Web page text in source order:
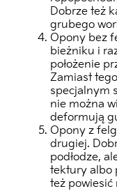
Dobrze też
grubego
Opony bez
bieżniku i
położenie
Zamiast
specjalnym
nie można
deformują
Opony z
drugiej.
podłodze,
tektury albo
też